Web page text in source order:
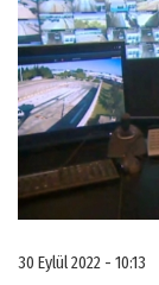
30 Eylül 2022 - 10:13